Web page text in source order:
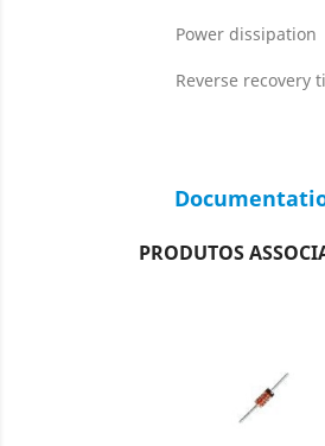
Power dissipation
Reverse recovery
PRODUTOS